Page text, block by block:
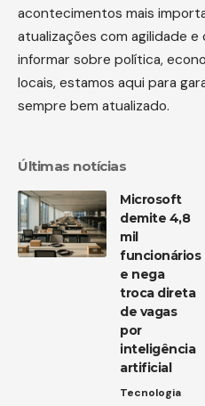
acontecimentos mais
atualizações com agilidade e
informar sobre política,
locais, estamos aqui para
sempre bem atualizado.
Últimas notícias
Microsoft
demite 4,8
mil
funcionários
e nega
troca direta
de vagas
por
inteligência
artificial
Tecnologia